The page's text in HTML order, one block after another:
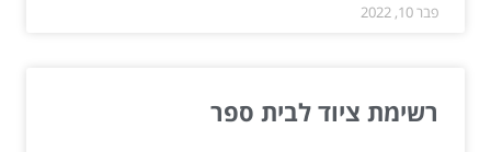
פבר 10, 2022
רשימת ציוד לבית ספר